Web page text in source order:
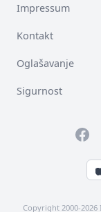
Impressum
Kontakt
Oglašavanje
Sigurnost
Copyright 2000-2026